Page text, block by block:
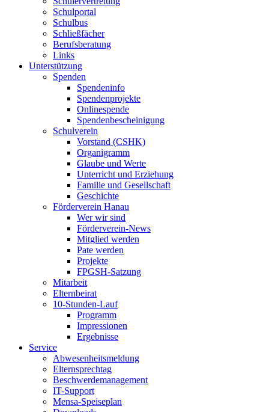
Schulportal
Schulbus
Schließfächer
Berufsberatung
Links
Unterstützung
Spenden
Spendeninfo
Spendenprojekte
Onlinespende
Spendenbescheinigung
Schulverein
Vorstand (CSHK)
Organigramm
Glaube und Werte
Unterricht und Erziehung
Familie und Gesellschaft
Geschichte
Förderverein Hanau
Wer wir sind
Förderverein-News
Mitglied werden
Pate werden
Projekte
FPGSH-Satzung
Mitarbeit
Elternbeirat
10-Stunden-Lauf
Programm
Impressionen
Ergebnisse
Service
Abwesenheitsmeldung
Elternsprechtag
Beschwerdemanagement
IT-Support
Mensa-Speiseplan